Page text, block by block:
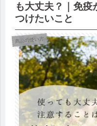
も大丈夫？｜免疫
つけたいこと
商品の使い方